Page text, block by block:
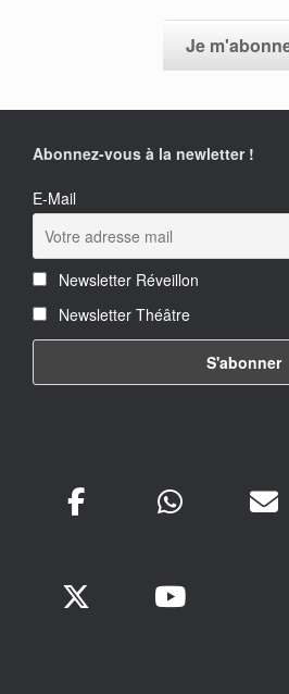
Abonnez-vous à la newletter !
E-Mail
Newsletter Réveillon
Newsletter Théâtre